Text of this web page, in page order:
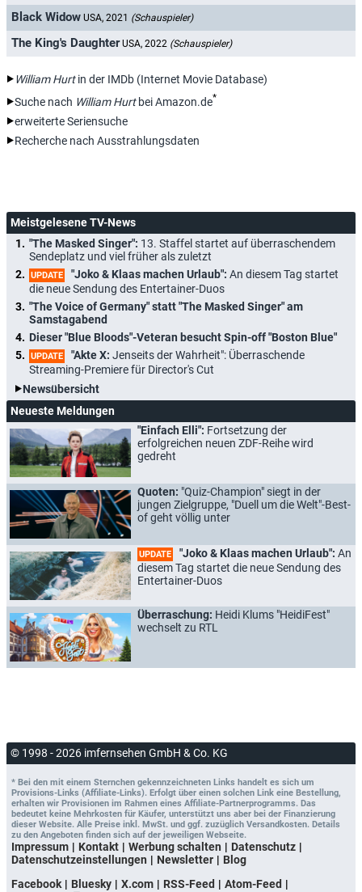
Black Widow USA, 2021 (Schauspieler)
The King's Daughter USA, 2022 (Schauspieler)
William Hurtin der IMDb (Internet Movie Database)
Suche nach William Hurtbei Amazon.de*
erweiterte Seriensuche
Recherche nach Ausstrahlungsdaten
Meistgelesene TV-News
"The Masked Singer": 13. Staffel startet auf überraschendem
Sendeplatz und viel früher als zuletzt
UPDATE "Joko & Klaas machen Urlaub": An diesem Tag startet
die neue Sendung des Entertainer-Duos
"The Voice of Germany" statt "The Masked Singer" am
Samstagabend
Dieser "Blue Bloods"-Veteran besucht Spin-off "Boston Blue"
UPDATE "Akte X: Jenseits der Wahrheit": Überraschende
Streaming-Premiere für Director's Cut
Newsübersicht
Neueste Meldungen
"Einfach Elli": Fortsetzung der
erfolgreichen neuen ZDF-Reihe wird
gedreht
Quoten: "Quiz-Champion" siegt in der
jungen Zielgruppe, "Duell um die Welt"-Best-
of geht völlig unter
UPDATE "Joko & Klaas machen Urlaub": An
diesem Tag startet die neue Sendung des
Entertainer-Duos
Überraschung: Heidi Klums "HeidiFest"
wechselt zu RTL
© 1998 - 2026 imfernsehen GmbH & Co. KG
* Bei den mit einem Sternchen gekennzeichneten Links handelt es sich um
Provisions-Links (Affiliate-Links). Erfolgt über einen solchen Link eine Bestellung,
erhalten wir Provisionen im Rahmen eines Affiliate-Partnerprogramms. Das
bedeutet keine Mehrkosten für Käufer, unterstützt uns aber bei der Finanzierung
dieser Website. Alle Preise inkl. MwSt. und ggf. zuzüglich Versandkosten. Details
zu den Angeboten finden sich auf der jeweiligen Webseite.
Impressum Kontakt Werbung schalten
Datenschutz
Datenschutzeinstellungen
Newsletter
Blog
Facebook
Bluesky X.com RSS-Feed
Atom-Feed